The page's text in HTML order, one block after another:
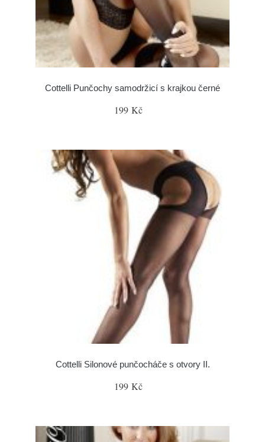
Cottelli Punčochy samodržicí s krajkou černé
199 Kč
Cottelli Silonové punčocháče s otvory II.
199 Kč